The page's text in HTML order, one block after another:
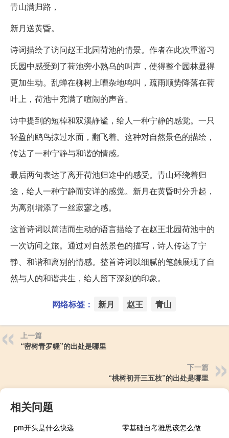
青山满归路，
新月送黄昏。
诗词描绘了访问赵王北园荷池的情景。作者在此次重游习
氏园中感受到了荷池旁小熟乌的叫声，使得整个园林显得
更加生动。乱蝉在柳树上嘈杂地鸣叫，疏雨顺势降落在荷
叶上，荷池中充满了喧闹的声音。
诗中提到的短棹和双溪静谧，给人一种宁静的感觉。一只
轻盈的鸥鸟掠过水面，翻飞着。这种对自然景色的描绘，
传达了一种宁静与和谐的情感。
最后两句表达了离开荷池归途中的感受。青山环绕着归
途，给人一种宁静而安详的感觉。新月在黄昏时分升起，
为离别增添了一丝寂寥之感。
这首诗词以简洁而生动的语言描绘了在赵王北园荷池中的
一次访问之旅。通过对自然景色的描写，诗人传达了宁
静、和谐和离别的情感。整首诗词以细腻的笔触展现了自
然与人的和谐共生，给人留下深刻的印象。
网络标签： 新月 赵王 青山
上一篇
“密树青罗幄”的出处是哪里
下一篇
“桃树初开三五枝”的出处是哪里
相关问题
pm开头是什么快递 零基础自考雅思该怎么做